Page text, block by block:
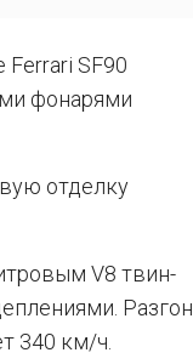
SF90
фонарями
отделку
V8 твин-
Разгон
340 км/ч.